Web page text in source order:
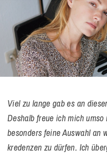
Viel zu lange gab es an
Deshalb freue ich mich
besonders feine Auswahl an
kredenzen zu dürfen. Ich